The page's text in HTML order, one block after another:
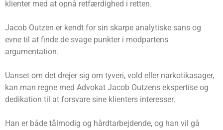
klienter med at opnå retfærdighed i retten.
Jacob Outzen er kendt for sin skarpe analytiske sans og
evne til at finde de svage punkter i modpartens
argumentation.
Uanset om det drejer sig om tyveri, vold eller narkotikasager,
kan man regne med Advokat Jacob Outzens ekspertise og
dedikation til at forsvare sine klienters interesser.
Han er både tålmodig og hårdtarbejdende, og han vil gå